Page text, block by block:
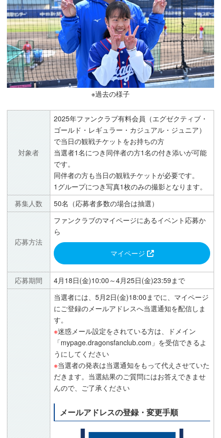
※過去の様子
対象者
2025年ファンクラブ有料会員（エグゼクティブ・
ゴールド・レギュラー・カジュアル・ジュニア）
で当日の観戦チケットをお持ちの方
当選者1名につき同伴者の方1名の付き添いが可能
です。
同伴者の方も当日の観戦チケットが必要です。
1グループにつき写真1枚のみの撮影となります。
募集人数
50名（応募者多数の場合は抽選）
応募方法
ファンクラブのマイページにあるイベント応募か
ら
マイページ
応募期間
4月18日(金)10:00～4月25日(金)23:59まで
当選者には、5月2日(金)18:00までに、マイページ
にご登録のメールアドレスへ当選通知を配信しま
す。
※迷惑メール設定をされている方は、ドメイン
「mypage.dragonsfanclub.com」を受信できるよ
うにしてください
※当選者の発表は当選通知をもって代えさせていた
だきます。当選結果のご質問にはお答えできませ
んので、ご了承ください
メールアドレスの登録・変更手順